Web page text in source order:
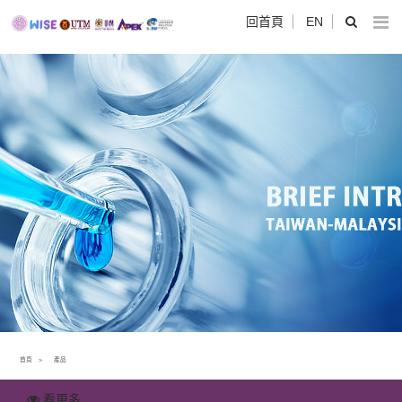
回首頁 EN
首頁 產品
看更多